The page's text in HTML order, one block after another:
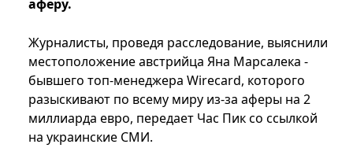
аферу.
Журналисты, проведя расследование, выяснили
местоположение австрийца Яна Марсалека -
бывшего топ-менеджера Wirecard, которого
разыскивают по всему миру из-за аферы на 2
миллиарда евро, передает Час Пик со ссылкой
на украинские СМИ.